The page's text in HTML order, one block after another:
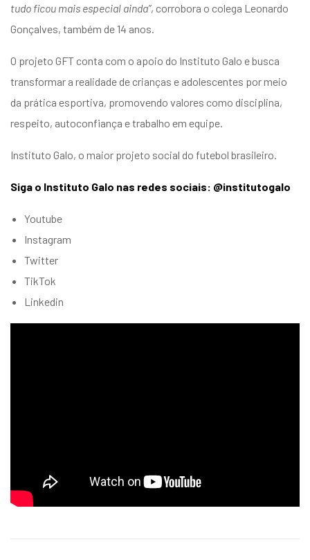
tudo ficou mais especial ainda”, corrobora o colega Leonardo
Gonçalves, também de 14 anos.
O projeto GFT conta com o apoio do Instituto Galo e busca
transformar a realidade de crianças e adolescentes por meio
da prática esportiva, promovendo valores como disciplina,
respeito, autoconfiança e trabalho em equipe.
Instituto Galo, o maior projeto social do futebol brasileiro.
Siga o Instituto Galo nas redes sociais: @institutogalo
Youtube
Instagram
Twitter
TikTok
Linkedin